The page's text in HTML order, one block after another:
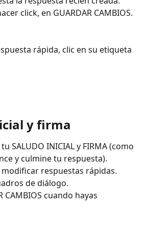
click, en GUARDAR CAMBIOS.
rápida, clic en su etiqueta
y firma
SALUDO INICIAL y FIRMA (como
y culmine tu respuesta).
modificar respuestas rápidas.
de diálogo.
CAMBIOS cuando hayas